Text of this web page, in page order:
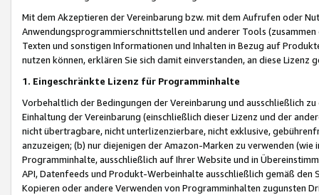
Mit dem Akzeptieren der Vereinbarung bzw. mit dem Aufrufen oder
Anwendungsprogrammierschnittstellen und anderer Tools (zusammen
Texten und sonstigen Informationen und Inhalten in Bezug auf
nutzen können, erklären Sie sich damit einverstanden, an diese Lizenz
1. Eingeschränkte Lizenz für Programminhalte
Vorbehaltlich der Bedingungen der Vereinbarung und ausschließlich
Einhaltung der Vereinbarung (einschließlich dieser Lizenz und der
nicht übertragbare, nicht unterlizenzierbare, nicht exklusive,
anzuzeigen; (b) nur diejenigen der Amazon-Marken zu verwenden
Programminhalte, ausschließlich auf Ihrer Website und in
API, Datenfeeds und Produkt-Werbeinhalte ausschließlich gemäß
Kopieren oder andere Verwenden von Programminhalten zugunsten